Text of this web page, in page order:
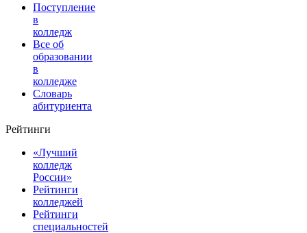
Поступление
в
колледж
Все об
образовании
в
колледже
Словарь
абитуриента
Рейтинги
«Лучший
колледж
России»
Рейтинги
колледжей
Рейтинги
специальностей